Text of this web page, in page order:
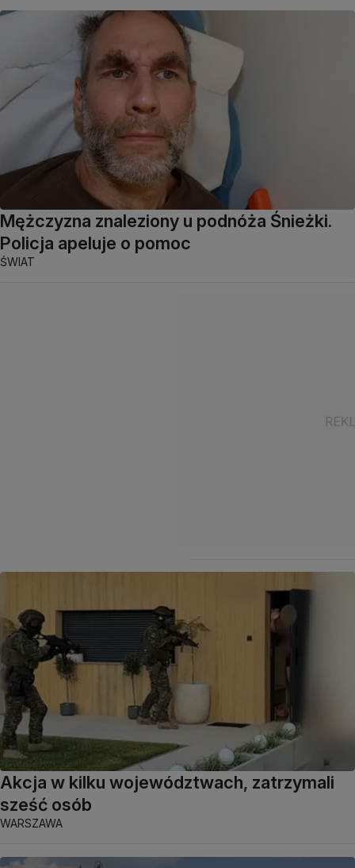
Mężczyzna znaleziony u podnóża Śnieżki.
Policja apeluje o pomoc
ŚWIAT
Akcja w kilku województwach, zatrzymali
sześć osób
WARSZAWA